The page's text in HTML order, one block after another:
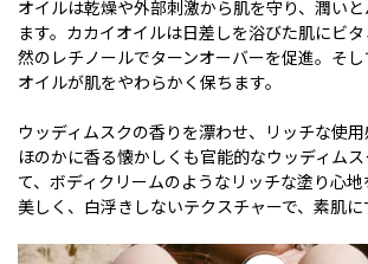
オイルは乾燥や外部刺激から肌を守り、潤い
ます。カカイオイルは日差しを浴びた肌にビ
然のレチノールでターンオーバーを促進。そ
オイルが肌をやわらかく保ちます。
ウッディムスクの香りを漂わせ、リッチな使用
ほのかに香る懐かしくも官能的なウッディム
て、ボディクリームのようなリッチな塗り心
美しく、白浮きしないテクスチャーで、素肌